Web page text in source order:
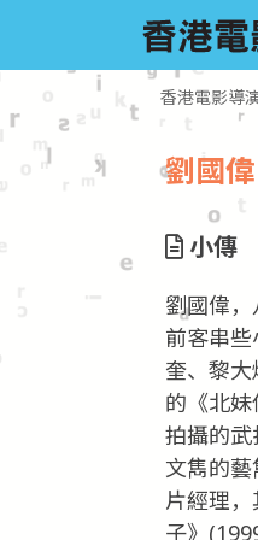
香港電影導
劉國
小傳
劉國偉
前客串
奎、黎
的《北
拍攝的
文雋的
片經理
子》